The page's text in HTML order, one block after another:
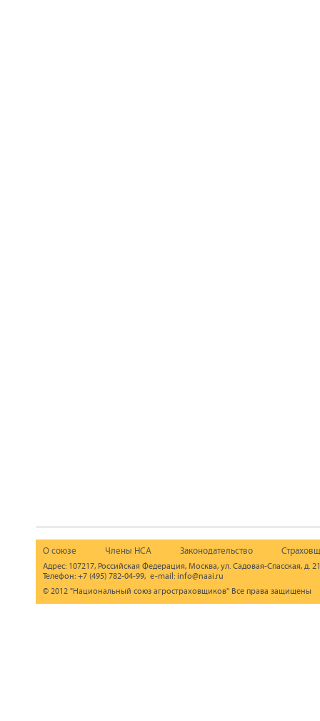
О союзе Члены НСА Законодательство
Адрес: 107217, Российская Федерация, Москва, ул. Садовая-Спасская, д.
Телефон: +7 (495) 782-04-99, e-mail: info@naai.ru
© 2012 "Национальный союз агростраховщиков" Все права защищены